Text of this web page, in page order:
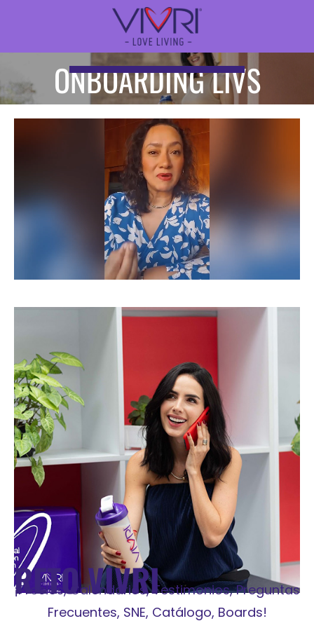
ONBOARDING LIVS
RETO VIVRI
¡Precios, Calendarios, Testimonios, Preguntas
Frecuentes, SNE, Catálogo, Boards!